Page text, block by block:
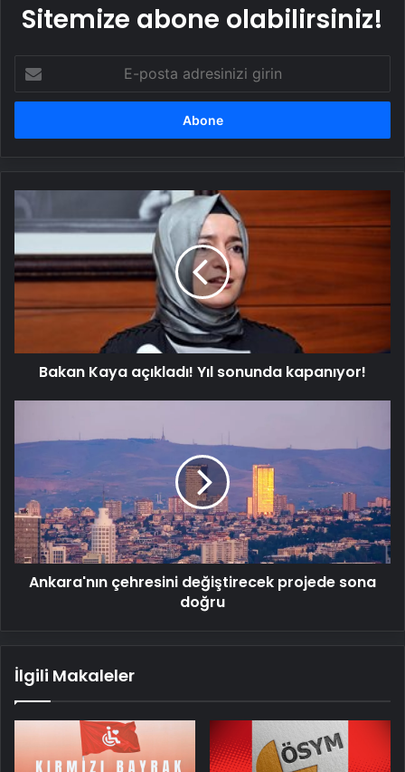
Sitemize abone olabilirsiniz!
posta
adresinizi
açıkladı!
Yıl
sonunda
Bakan Kaya açıkladı! Yıl sonunda kapanıyor!
değiştirecek
doğru
Ankara'nın çehresini değiştirecek projede sona
doğru
İlgili Makaleler